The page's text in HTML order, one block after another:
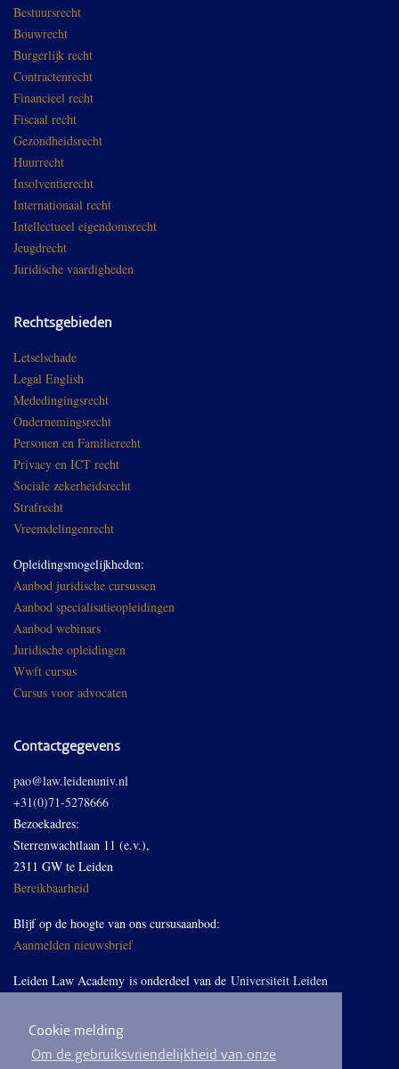
Cookie melding
Om de gebruiksvriendelijkheid van onze
Bestuursrecht
Bouwrecht
Burgerlijk recht
Contractenrecht
Financieel recht
Fiscaal recht
Gezondheidsrecht
Huurrecht
Insolventierecht
Internationaal recht
Intellectueel eigendomsrecht
Jeugdrecht
Juridische vaardigheden
Rechtsgebieden
Letselschade
Legal English
Mededingingsrecht
Ondernemingsrecht
Personen en Familierecht
Privacy en ICT recht
Sociale zekerheidsrecht
Strafrecht
Vreemdelingenrecht
Opleidingsmogelijkheden:
Aanbod juridische cursussen
Aanbod specialisatieopleidingen
Aanbod webinars
Juridische opleidingen
Wwft cursus
Cursus voor advocaten
Contactgegevens
pao@law.leidenuniv.nl
+31(0)71-5278666
Bezoekadres:
Sterrenwachtlaan 11 (e.v.),
2311 GW te Leiden
Bereikbaarheid
Blijf op de hoogte van ons cursusaanbod:
Aanmelden nieuwsbrief
Leiden Law Academy is onderdeel van de Universiteit Leiden
Volg ons op LinkedIn